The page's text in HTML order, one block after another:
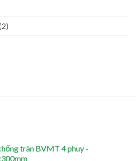
tràn BVMT 4 phuy -